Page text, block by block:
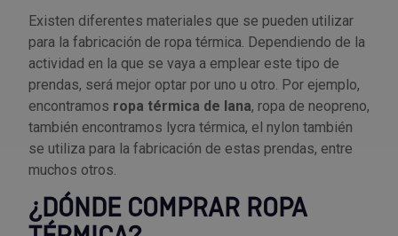
Existen diferentes materiales que se pueden utilizar
para la fabricación de ropa térmica. Dependiendo de la
actividad en la que se vaya a emplear este tipo de
prendas, será mejor optar por uno u otro. Por ejemplo,
encontramos ropa térmica de lana, ropa de neopreno,
también encontramos lycra térmica, el nylon también
se utiliza para la fabricación de estas prendas, entre
muchos otros.
¿DÓNDE COMPRAR ROPA